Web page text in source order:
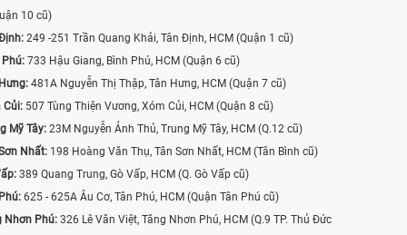
10 cũ)
249 -251 Trần Quang Khải, Tân Định, HCM (Quận 1 cũ)
733 Hậu Giang, Bình Phú, HCM (Quận 6 cũ)
481A Nguyễn Thị Thập, Tân Hưng, HCM (Quận 7 cũ)
Củi: 507 Tùng Thiện Vương, Xóm Củi, HCM (Quận 8 cũ)
Mỹ Tây: 23M Nguyễn Ảnh Thủ, Trung Mỹ Tây, HCM (Q.12 cũ)
Nhất: 198 Hoàng Văn Thụ, Tân Sơn Nhất, HCM (Tân Bình cũ)
389 Quang Trung, Gò Vấp, HCM (Q. Gò Vấp cũ)
625 - 625A Âu Cơ, Tân Phú, HCM (Quận Tân Phú cũ)
Nhơn Phú: 326 Lê Văn Việt, Tăng Nhơn Phú, HCM (Q.9 TP. Thủ Đức